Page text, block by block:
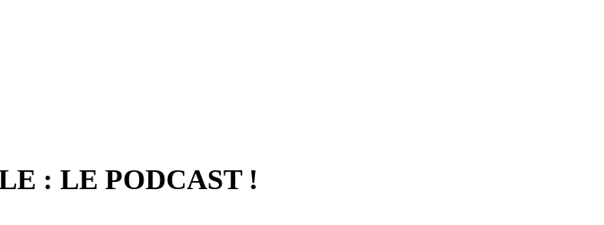
: LE PODCAST !